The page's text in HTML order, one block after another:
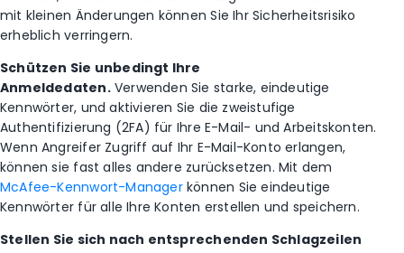
mit kleinen Änderungen können Sie Ihr Sicherheitsrisiko
erheblich verringern.
Schützen Sie unbedingt Ihre
Anmeldedaten.Verwenden Sie starke, eindeutige
Kennwörter, und aktivieren Sie die zweistufige
Authentifizierung (2FA) für Ihre E-Mail- und Arbeitskonten.
Wenn Angreifer Zugriff auf Ihr E-Mail-Konto erlangen,
können sie fast alles andere zurücksetzen.Mit dem
McAfee-Kennwort-Managerkönnen Sie eindeutige
Kennwörter für alle Ihre Konten erstellen und speichern.
Stellen Sie sich nach entsprechenden Schlagzeilen